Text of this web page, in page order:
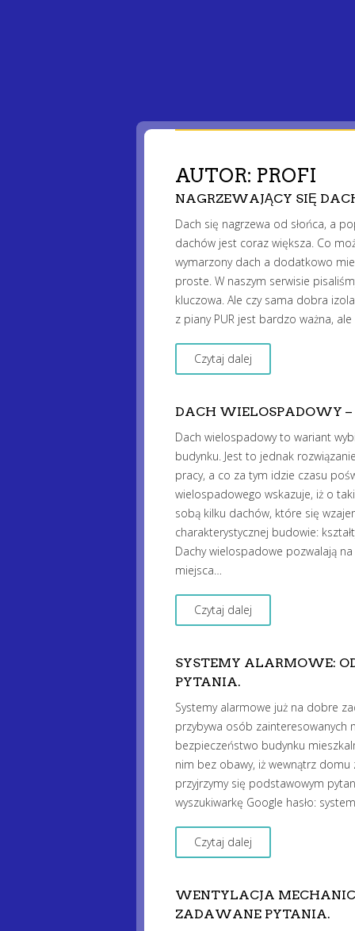
AUTOR: PROFI
NAGRZEWAJĄCY SIĘ
Dach się nagrzewa od słońca, a
dachów jest coraz większa. Co
wymarzony dach a dodatkowo
proste. W naszym serwisie
kluczowa. Ale czy sama dobra
z piany PUR jest bardzo ważna, ale
Czytaj dalej
DACH WIELOSPADOWY –
Dach wielospadowy to wariant
budynku. Jest to jednak
pracy, a co za tym idzie czasu
wielospadowego wskazuje, iż o
sobą kilku dachów, które się
charakterystycznej budowie:
Dachy wielospadowe pozwalają
miejsca…
Czytaj dalej
SYSTEMY ALARMOWE:
PYTANIA.
Systemy alarmowe już na dobre
przybywa osób
bezpieczeństwo budynku
nim bez obawy, iż wewnątrz domu
przyjrzymy się podstawowym
wyszukiwarkę Google hasło:
Czytaj dalej
WENTYLACJA
ZADAWANE PYTANIA.